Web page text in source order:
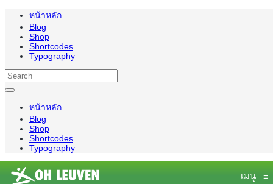
หน้าหลัก
Blog
Shop
Shortcodes
Typography
หน้าหลัก
Blog
Shop
Shortcodes
Typography
เมนู ≡